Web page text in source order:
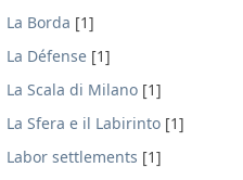
La Borda [1]
La Défense [1]
La Scala di Milano [1]
La Sfera e il Labirinto [1]
Labor settlements [1]